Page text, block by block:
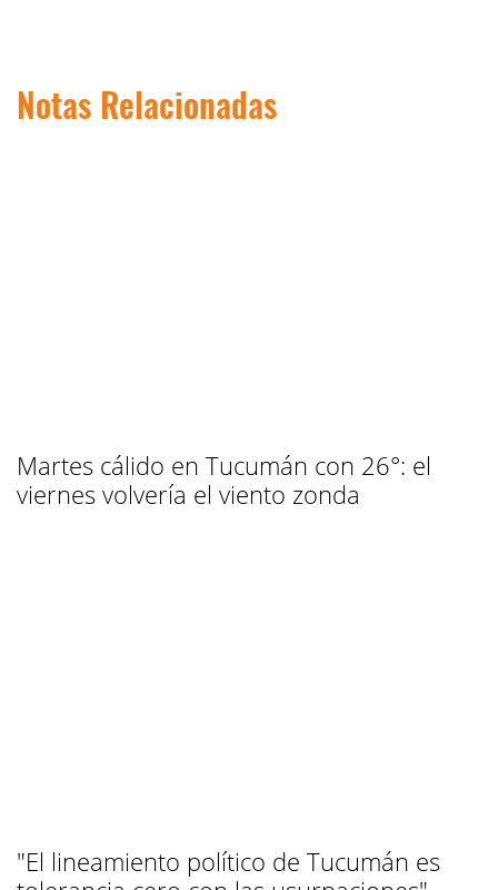
Notas Relacionadas
Martes cálido en Tucumán con 26°: el
viernes volvería el viento zonda
"El lineamiento político de Tucumán es